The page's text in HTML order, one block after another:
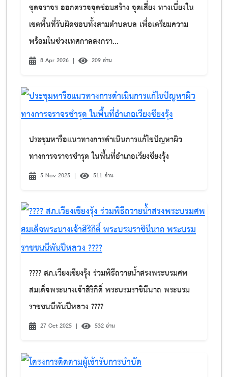
ชุดจราจร ออกตรวจจุดช่อมสร้าง จุดเสี่ยง ทางเบี่ยงใน
เขตพื้นที่รับผิดชอบทั้งสามตำบลบล เพื่อเตรียมความ
พร้อมในช่วงเทศกาลสงกรา...
8 Apr 2026 | 209 อ่าน
ประชุมหารือแนวทางการดำเนินการแก้ไขปัญหาผิว
ทางการจราจรชำรุด ในพื้นที่อำเภอเวียงชียงรุ้ง
5 Nov 2025 | 511 อ่าน
???? สภ.เวียงเชียงรุ้ง ร่วมพิธีถวายน้ำสรงพระบรมศพ
สมเด็จพระนางเจ้าสิริกิติ์ พระบรมราชินีนาถ พระบรม
ราชชนนีพันปีหลวง ????
27 Oct 2025 | 532 อ่าน